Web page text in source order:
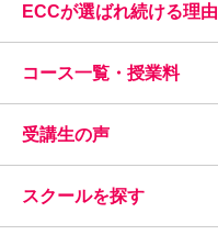
ECCが選ばれ続ける理由
コース一覧・授業料
受講生の声
スクールを探す